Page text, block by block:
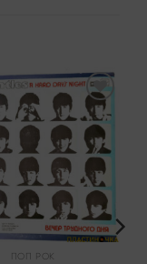
Add to
wishlist
ПОП РОК